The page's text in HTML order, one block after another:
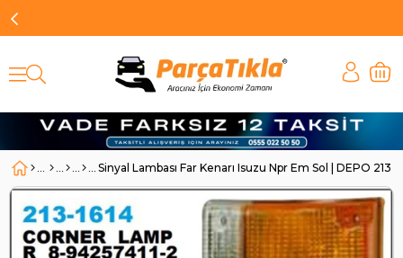
Sinyal Lambası Far Kenarı Isuzu Npr Em Sol | DEPO